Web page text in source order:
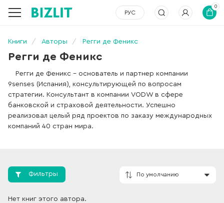
РУС
0
Книги Авторы Регги де Феникс
Регги де Феникс
Регги де Феникс – основатель и партнер компании
9senses (Испания), консультирующей по вопросам
стратегии. Консультант в компании VODW в сфере
банковской и страховой деятельности. Успешно
реализовал целый ряд проектов по заказу международных
компаний 40 стран мира.
Фильтры
Нет книг этого автора.